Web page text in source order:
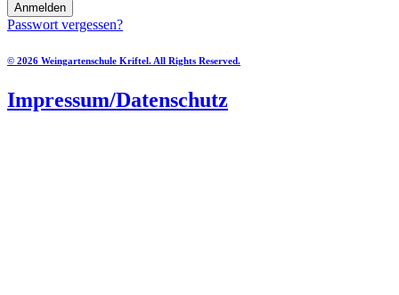
Anmelden
Passwort vergessen?
© 2026 Weingartenschule Kriftel. All Rights Reserved.
Impressum/Datenschutz